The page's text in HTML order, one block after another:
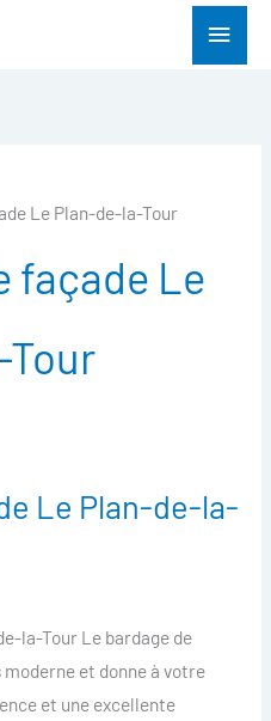
Menu
Le Plan-de-la-Tour
façade Le
Le Plan-de-la-
la-Tour Le bardage de
et donne à votre
et une excellente